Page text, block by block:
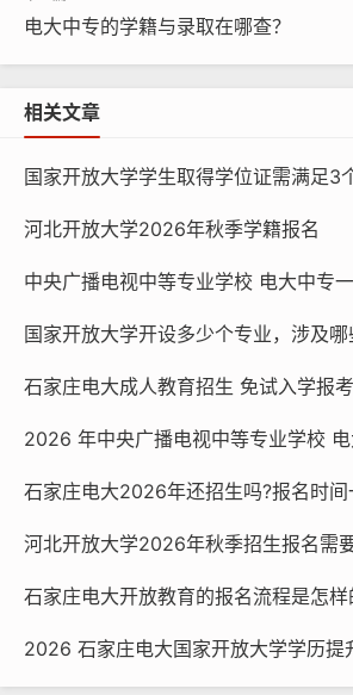
会计事务
建筑水电设备安装与运维
机电技术应用
老年服务与管理
法律服务
化学工艺
矿井通风与安全
采矿技术
电大中专的学籍与录取在哪查？
相关文章
国家开放大学学生取得学位证需满足3
河北开放大学2026年秋季学籍报名
中央广播电视中等专业学校 电大中专
国家开放大学开设多少个专业，涉及哪
石家庄电大成人教育招生 免试入学报
石家庄电大2026年还招生吗?报名时间
河北开放大学2026年秋季招生报名需
石家庄电大开放教育的报名流程是怎样